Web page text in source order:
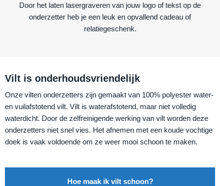
Door het laten lasergraveren van jouw logo of tekst op de
onderzetter heb je een leuk en opvallend cadeau of
relatiegeschenk.
Vilt is onderhoudsvriendelijk
Onze vilten onderzetters zijn gemaakt van 100% polyester water-
en vuilafstotend vilt. Vilt is waterafstotend, maar niet volledig
waterdicht. Door de zelfreinigende werking van vilt worden deze
onderzetters niet snel vies. Het afnemen met een koude vochtige
doek is vaak voldoende om ze weer mooi schoon te maken.
Hoe maak ik vilt schoon?